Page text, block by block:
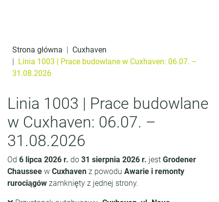
Strona główna
Cuxhaven
Linia 1003 | Prace budowlane w Cuxhaven: 06.07. –
31.08.2026
Linia 1003 | Prace budowlane
w Cuxhaven: 06.07. –
31.08.2026
Od 6 lipca 2026 r. do 31 sierpnia 2026 r. jest Grodener
Chaussee w Cuxhaven z powodu Awarie i remonty
rurociągów zamknięty z jednej strony.